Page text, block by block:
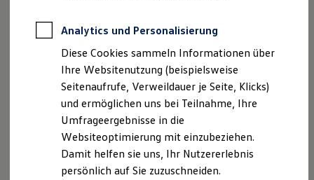
Professional Class bei Volkswagen
Behörden
Direktkunden
Sonderfahrzeuge
Anpfiff zum Gewinn
Elektromobilität
Elektroautos
ID. Tutorials
Elektrofahrzeugkonzepte
ID. EVERY1
Reichweite
, 1 von 4 , 2 von 4 , 3 von 4 , 4 von 4
Analytics und Personalisierung
Diese Cookies sammeln Informationen über
Ihre Websitenutzung (beispielsweise
Seitenaufrufe, Verweildauer je Seite, Klicks)
und ermöglichen uns bei Teilnahme, Ihre
Umfrageergebnisse in die
Websiteoptimierung mit einzubeziehen.
Damit helfen sie uns, Ihr Nutzererlebnis
persönlich auf Sie zuzuschneiden.